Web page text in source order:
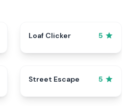
Loaf Clicker 5
Street Escape 5